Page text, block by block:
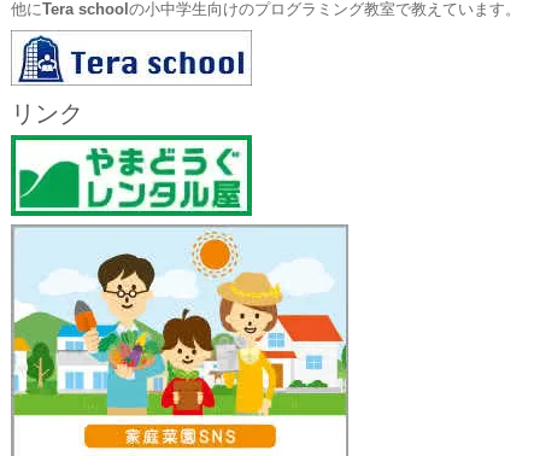
他にTera school の小中学生向けのプログラミング教室で教えています。
リンク